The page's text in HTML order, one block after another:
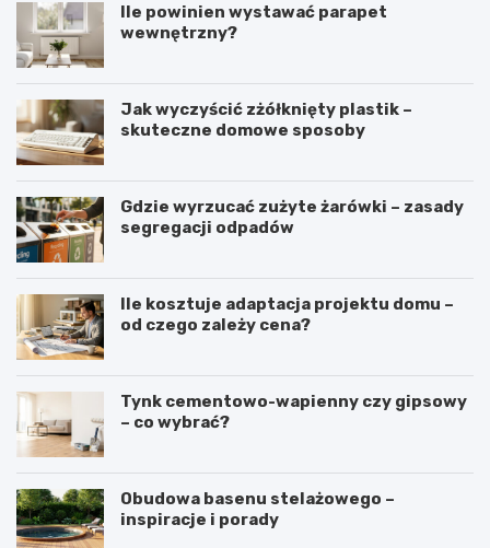
Ile powinien wystawać parapet
wewnętrzny?
Jak wyczyścić zżółknięty plastik –
skuteczne domowe sposoby
Gdzie wyrzucać zużyte żarówki – zasady
segregacji odpadów
Ile kosztuje adaptacja projektu domu –
od czego zależy cena?
Tynk cementowo-wapienny czy gipsowy
– co wybrać?
Obudowa basenu stelażowego –
inspiracje i porady